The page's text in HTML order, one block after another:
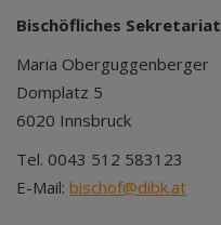
Bischöfliches Sekretariat
Maria Oberguggenberger
Domplatz 5
6020 Innsbruck
Tel. 0043 512 583123
E-Mail: bischof@dibk.at